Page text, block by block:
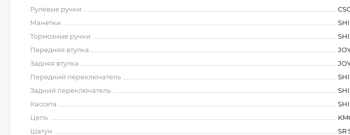
Рулевые ручки
Манетки
Тормозные ручки
Передняя втулка
Задняя втулка
Передний переключатель
Задний переключатель
Кассета
Цепь
Шатун
SR